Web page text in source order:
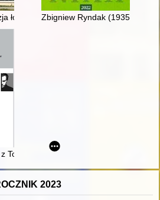
łódzko-poznańska
Zbigniew Ryndak (1935-2021)
Torunia i okolic
2023